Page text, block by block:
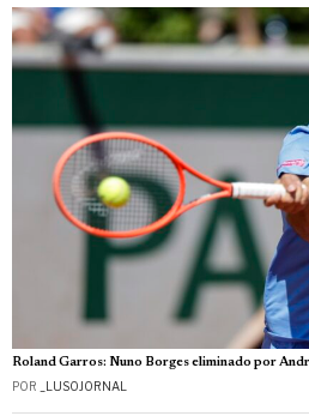
Roland Garros: Nuno Borges eliminado por
POR _LUSOJORNAL